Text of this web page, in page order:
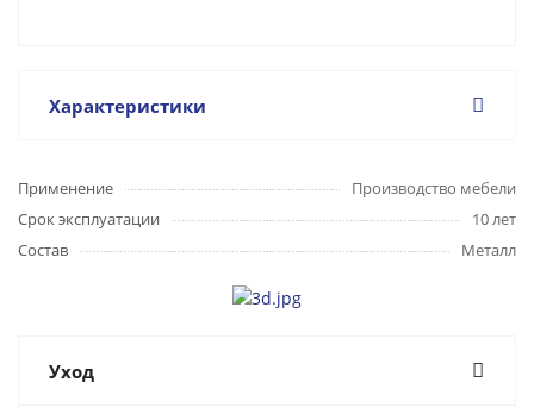
Характеристики
Применение
Производство мебели
Срок эксплуатации
10 лет
Состав
Металл
Уход